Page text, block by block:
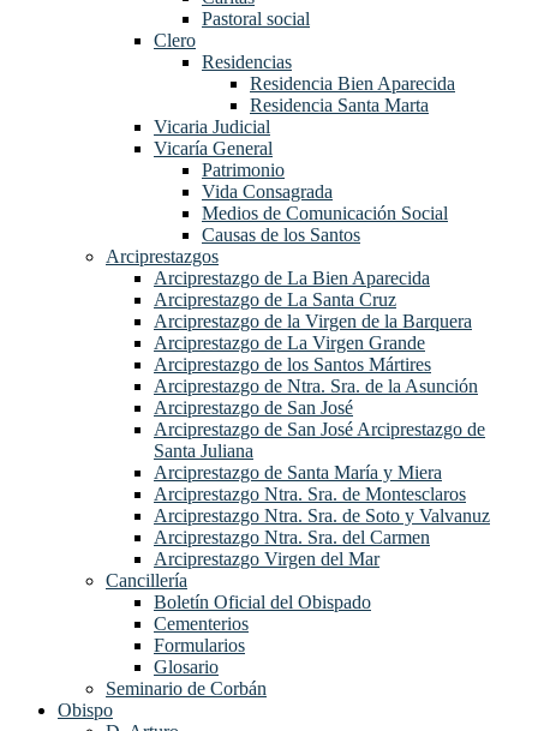
Pastoral social
Clero
Residencias
Residencia Bien Aparecida
Residencia Santa Marta
Vicaria Judicial
Vicaría General
Patrimonio
Vida Consagrada
Medios de Comunicación Social
Causas de los Santos
Arciprestazgos
Arciprestazgo de La Bien Aparecida
Arciprestazgo de La Santa Cruz
Arciprestazgo de la Virgen de la Barquera
Arciprestazgo de La Virgen Grande
Arciprestazgo de los Santos Mártires
Arciprestazgo de Ntra. Sra. de la Asunción
Arciprestazgo de San José
Arciprestazgo de San José Arciprestazgo de
Santa Juliana
Arciprestazgo de Santa María y Miera
Arciprestazgo Ntra. Sra. de Montesclaros
Arciprestazgo Ntra. Sra. de Soto y Valvanuz
Arciprestazgo Ntra. Sra. del Carmen
Arciprestazgo Virgen del Mar
Cancillería
Boletín Oficial del Obispado
Cementerios
Formularios
Glosario
Seminario de Corbán
Obispo